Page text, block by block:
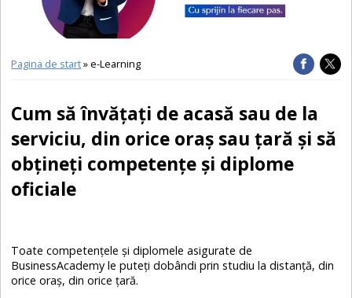
E-LEARNING
Pagina de start» e-Learning
Cum să învăţaţi de acasă sau de la
serviciu, din orice oraş sau ţară şi să
obţineţi competenţe şi diplome
oficiale
Toate competenţele şi diplomele asigurate de
BusinessAcademy le puteţi dobândi prin studiu la distanţă, din
orice oraş, din orice ţară.